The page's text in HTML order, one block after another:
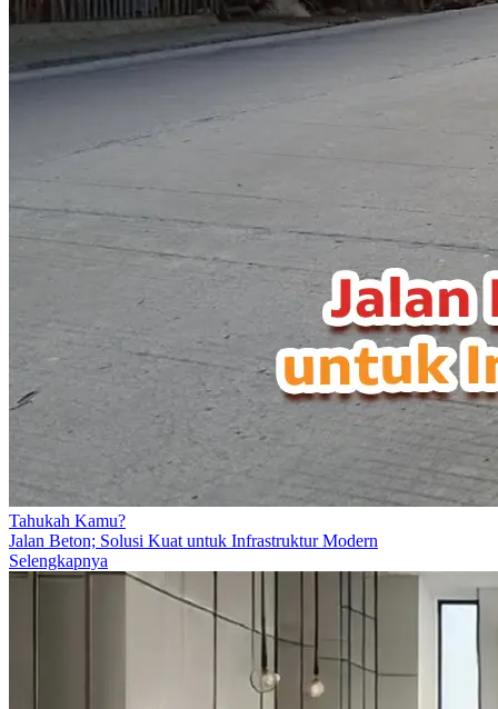
Tahukah Kamu?
Jalan Beton; Solusi Kuat untuk Infrastruktur Modern
Selengkapnya